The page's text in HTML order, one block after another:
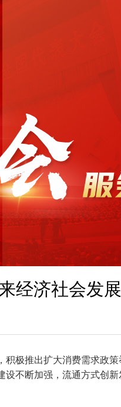
经济社会发
极推出扩大消费需求政
不断加强，流通方式创